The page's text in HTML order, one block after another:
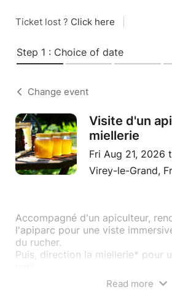
Ticket lost ? Click here
Step 1 : Choice of date
Change event
Visite d'un
miellerie
Fri Aug 21, 2026
Virey-le-Grand,
Accompagné d'un apiculteur,
l'apiparc pour une viste
du rucher.
Puis, direction la miellerie* pour
Read more